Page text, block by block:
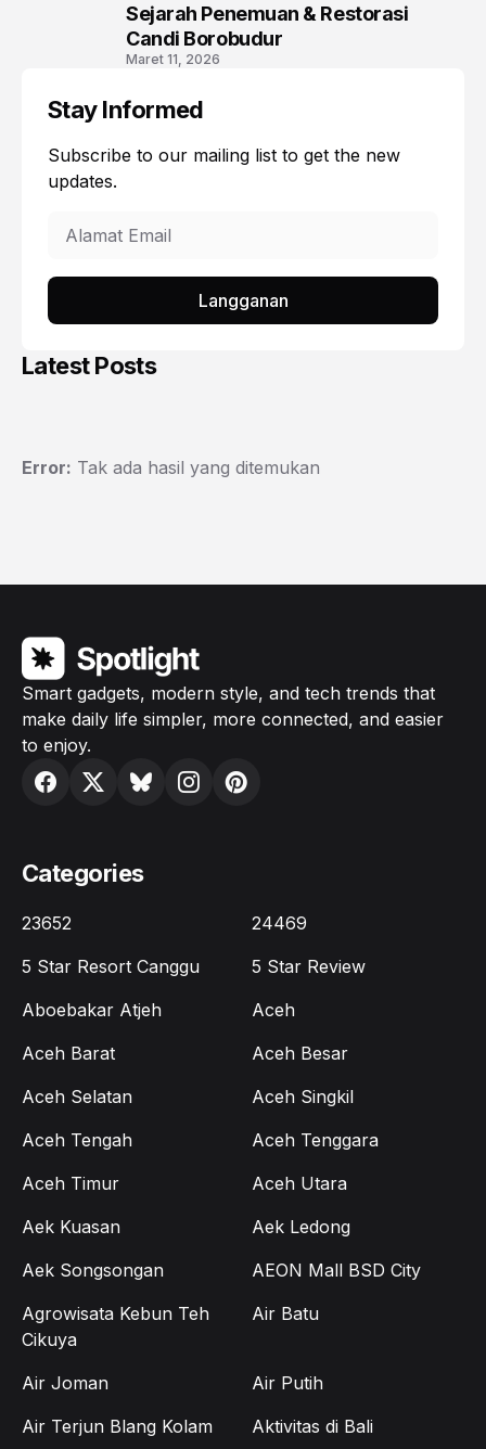
Sejarah Penemuan & Restorasi
Candi Borobudur
Maret 11, 2026
Stay Informed
Subscribe to our mailing list to get the new
updates.
Langganan
Latest Posts
Error: Tak ada hasil yang ditemukan
Smart gadgets, modern style, and tech trends that
make daily life simpler, more connected, and easier
to enjoy.
Categories
23652
24469
5 Star Resort Canggu
5 Star Review
Aboebakar Atjeh
Aceh
Aceh Barat
Aceh Besar
Aceh Selatan
Aceh Singkil
Aceh Tengah
Aceh Tenggara
Aceh Timur
Aceh Utara
Aek Kuasan
Aek Ledong
Aek Songsongan
AEON Mall BSD City
Agrowisata Kebun Teh
Cikuya
Air Batu
Air Joman
Air Putih
Air Terjun Blang Kolam
Aktivitas di Bali